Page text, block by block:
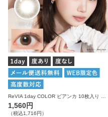
ReVIA 1day COLOR ビアンカ 10枚入り レヴィア カラコン
1,560円
（税込1,716円）